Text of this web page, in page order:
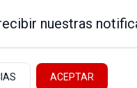
nuestras
ACEPTAR